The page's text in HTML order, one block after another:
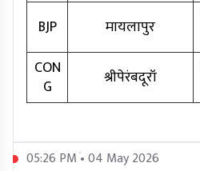
BJP
मायलापुर
CON
G
श्रीपेरंबदूरॉ
05:26 PM • 04 May 2026